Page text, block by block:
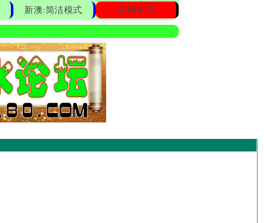
新澳:简洁模式 关闭本页